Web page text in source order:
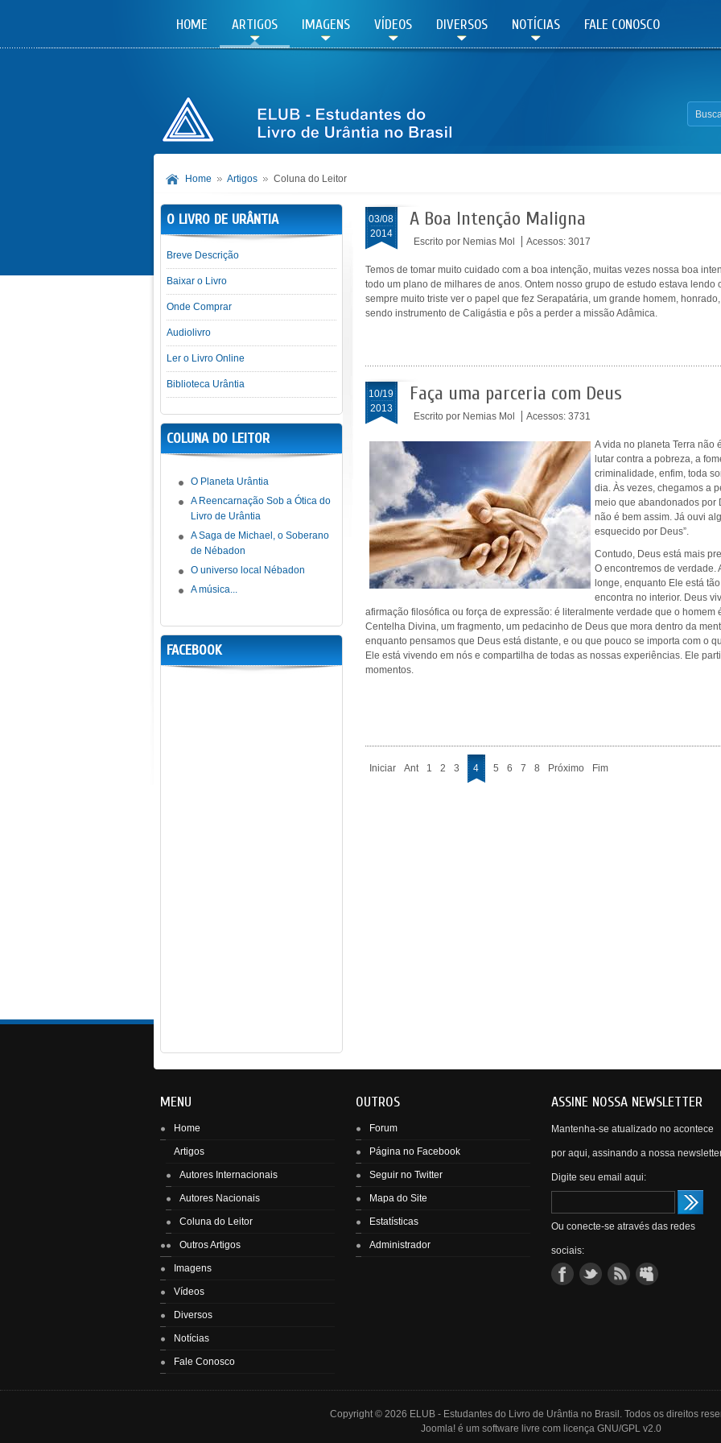
HOME ARTIGOS IMAGENS VÍDEOS DIVERSOS NOTÍCIAS FALE CONOSCO
Home Artigos Coluna do Leitor
03/08
2014
A Boa Intenção Maligna
Escrito por Nemias Mol Acessos: 3017
Temos de tomar muito cuidado com a boa intenção, muitas vezes nossa boa
todo um plano de milhares de anos. Ontem nosso grupo de estudo estava lendo
sempre muito triste ver o papel que fez Serapatária, um grande homem,
sendo instrumento de Caligástia e pôs a perder a missão Adâmica.
10/19
2013
Faça uma parceria com Deus
Escrito por Nemias Mol Acessos: 3731
A vida no planeta Terra não
lutar contra a pobreza, a
criminalidade, enfim, toda
dia. Às vezes, chegamos a
meio que abandonados por
não é bem assim. Já ouvi
esquecido por Deus”.
Contudo, Deus está mais
O encontremos de verdade.
longe, enquanto Ele está
encontra no interior. Deus
afirmação filosófica ou força de expressão: é literalmente verdade que o homem
Centelha Divina, um fragmento, um pedacinho de Deus que mora dentro da
enquanto pensamos que Deus está distante, e ou que pouco se importa com o
Ele está vivendo em nós e compartilha de todas as nossas experiências. Ele
momentos.
Iniciar Ant 1 2 3 4 5 6 7 8 Próximo Fim
O LIVRO DE URÂNTIA
Breve Descrição
Baixar o Livro
Onde Comprar
Audiolivro
Ler o Livro Online
Biblioteca Urântia
COLUNA DO LEITOR
O Planeta Urântia
A Reencarnação Sob a Ótica do
Livro de Urântia
A Saga de Michael, o Soberano
de Nébadon
O universo local Nébadon
A música...
FACEBOOK
MENU
Home
Artigos
Autores Internacionais
Autores Nacionais
Coluna do Leitor
Outros Artigos
Imagens
Vídeos
Diversos
Notícias
Fale Conosco
OUTROS
Forum
Página no Facebook
Seguir no Twitter
Mapa do Site
Estatísticas
Administrador
ASSINE NOSSA NEWSLETTER
Mantenha-se atualizado no acontece
por aqui, assinando a nossa
Digite seu email aqui:
Ou conecte-se através das redes
sociais:
Copyright © 2026 ELUB - Estudantes do Livro de Urântia no Brasil. Todos os direitos
Joomla!é um software livre com licença GNU/GPL v2.0